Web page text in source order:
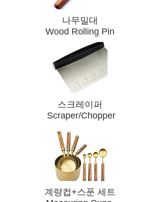
나무밀대
Wood Rolling Pin
​스크레이퍼
Scraper/Chopper
​계량컵+스푼 세트